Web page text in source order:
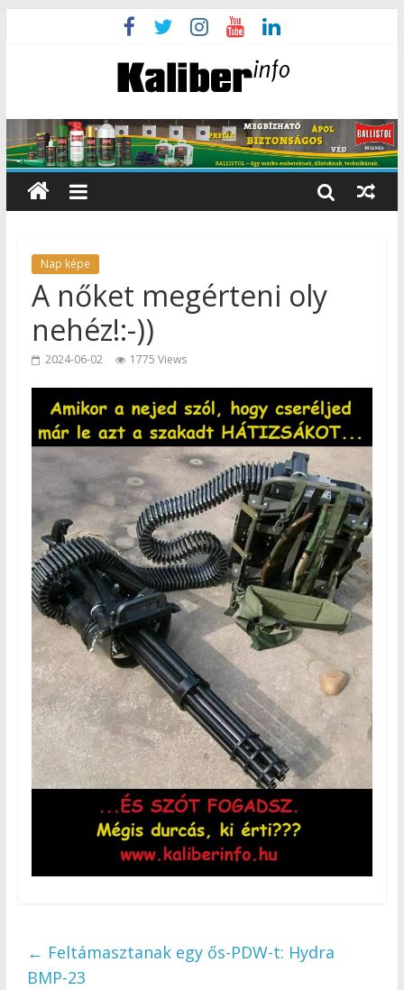
Nap képe
A nőket megérteni oly
nehéz!:-))
2024-06-02 1775 Views
← Feltámasztanak egy ős-PDW-t: Hydra
BMP-23